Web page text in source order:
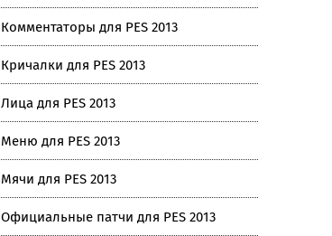
Комментаторы для PES 2013
Кричалки для PES 2013
Лица для PES 2013
Меню для PES 2013
Мячи для PES 2013
Официальные патчи для PES 2013